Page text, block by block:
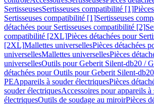
SertisseusesSertisseuses compatibilité [1]
Sertisseuses compatibilité [1]Sertisseuses
détachées pour Sertisseuses compatibilité [2]
compatibilité [2XL]Pièces détachées pour
[2XL]Mallettes universellesPièces détachées
universellesMallettes universellesPièces
universellesOutils pour Geberit Silent-db20 /
détachées pour Outils pour Geberit Silent-
PEAppareils à souder électriquesPièces
souder électriquesAccessoires pour appareils à
électriquesOutils de soudage au miroirPièces